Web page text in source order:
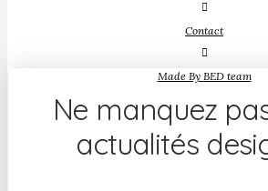
Contact
Made By BED team
Ne manquez
actualités